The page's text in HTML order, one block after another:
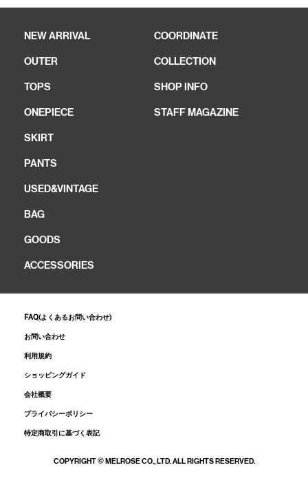
NEW ARRIVAL
OUTER
TOPS
ONEPIECE
SKIRT
PANTS
USED&VINTAGE
BAG
GOODS
ACCESSORIES
COORDINATE
COLLECTION
SHOP INFO
STAFF MAGAZINE
FAQ(よくあるお問い合わせ)
お問い合わせ
利用規約
ショッピングガイド
会社概要
プライバシーポリシー
特定商取引に基づく表記
COPYRIGHT © MELROSE CO., LTD. ALL RIGHTS RESERVED.